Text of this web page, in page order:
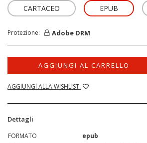
CARTACEO EPUB
Protezione: Adobe DRM
AGGIUNGI AL CARRELLO
AGGIUNGI ALLA WISHLIST
Dettagli
FORMATO
epub